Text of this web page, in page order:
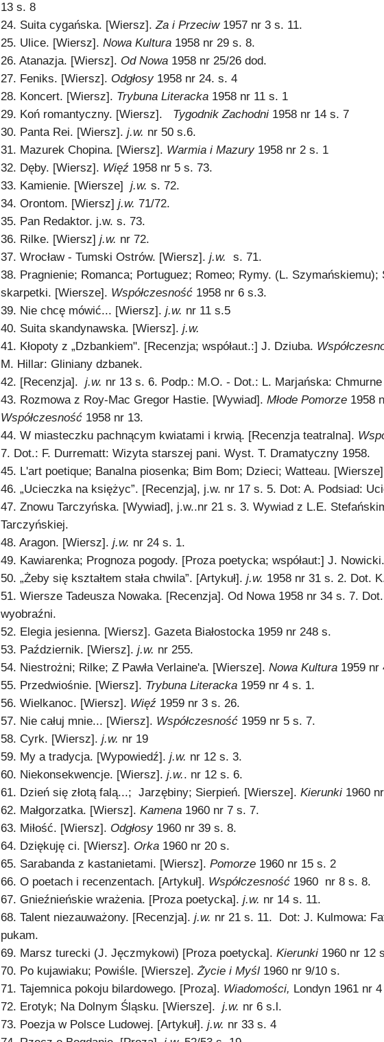
13 s. 8
24. Suita cygańska. [Wiersz].Za i Przeciw 1957 nr 3 s. 11.
25. Ulice. [Wiersz]. Nowa Kultura 1958 nr 29 s. 8.
26. Atanazja. [Wiersz]. Od Nowa 1958 nr 25/26 dod.
27. Feniks. [Wiersz]. Odgłosy 1958 nr 24. s. 4
28. Koncert. [Wiersz]. Trybuna Literacka 1958 nr 11 s. 1
29. Koń romantyczny. [Wiersz]. Tygodnik Zachodni 1958 nr 14 s. 7
30. Panta Rei. [Wiersz]. j.w. nr 50 s.6.
31. Mazurek Chopina. [Wiersz]. Warmia i Mazury 1958 nr 2 s. 1
32. Dęby. [Wiersz]. Więź 1958 nr 5 s. 73.
33. Kamienie. [Wiersze] j.w. s. 72.
34. Orontom. [Wiersz] j.w. 71/72.
35. Pan Redaktor. j.w. s. 73.
36. Rilke. [Wiersz] j.w. nr 72.
37. Wrocław - Tumski Ostrów. [Wiersz]. j.w.
s. 71.
38. Pragnienie; Romanca; Portuguez; Romeo; Rymy. (L.
skarpetki. [Wiersze]. Współczesność 1958 nr 6 s.3.
39. Nie chcę mówić... [Wiersz]. j.w. nr 11 s.5
40. Suita skandynawska. [Wiersz]. j.w.
41. Kłopoty z „Dzbankiem". [Recenzja; współaut.:] J. Dziuba.
M. Hillar: Gliniany dzbanek.
42. [Recenzja]. j.w. nr 13 s. 6. Podp.: M.O. - Dot.: L. Marjańska: Chmurne
43. Rozmowa z Roy-Mac Gregor Hastie. [Wywiad]. Młode Pomorze 1958
Współczesność 1958 nr 13.
44. W miasteczku pachnącym kwiatami i krwią. [Recenzja teatralna].
7. Dot.: F. Durrematt: Wizyta starszej pani. Wyst. T. Dramatyczny 1958.
45. L'art poetique; Banalna piosenka; Bim Bom; Dzieci; Watteau.
46. „Ucieczka na księżyc”. [Recenzja], j.w. nr 17 s. 5. Dot: A. Podsiad:
47. Znowu Tarczyńska. [Wywiad], j.w..nr 21 s. 3. Wywiad z L.E.
Tarczyńskiej.
48. Aragon. [Wiersz]. j.w. nr 24 s. 1.
49. Kawiarenka; Prognoza pogody. [Proza poetycka; współaut:] J.
50. „Żeby się kształtem stała chwila”. [Artykuł]. j.w. 1958 nr 31 s. 2. Dot.
51. Wiersze Tadeusza Nowaka. [Recenzja]. Od Nowa 1958 nr 34 s. 7.
wyobraźni.
52. Elegia jesienna. [Wiersz]. Gazeta Białostocka 1959 nr 248 s.
53. Październik. [Wiersz]. j.w. nr 255.
54. Niestrożni; Rilke; Z Pawła Verlaine'a. [Wiersze]. Nowa Kultura 1959 nr
55. Przedwiośnie. [Wiersz]. Trybuna Literacka 1959 nr 4 s. 1.
56. Wielkanoc. [Wiersz]. Więź 1959 nr 3 s. 26.
57. Nie całuj mnie... [Wiersz]. Współczesność 1959 nr 5 s. 7.
58. Cyrk. [Wiersz]. j.w. nr 19
59. My a tradycja. [Wypowiedź]. j.w. nr 12 s. 3.
60. Niekonsekwencje. [Wiersz]. j.w.. nr 12 s. 6.
61. Dzień się złotą falą...; Jarzębiny; Sierpień. [Wiersze]. Kierunki 1960
62. Małgorzatka. [Wiersz]. Kamena 1960 nr 7 s. 7.
63. Miłość. [Wiersz]. Odgłosy 1960 nr 39 s. 8.
64. Dziękuję ci. [Wiersz]. Orka 1960 nr 20 s.
65. Sarabanda z kastanietami. [Wiersz]. Pomorze 1960 nr 15 s. 2
66. O poetach i recenzentach. [Artykuł]. Współczesność 1960 nr 8 s. 8.
67. Gnieźnieńskie wrażenia. [Proza poetycka]. j.w. nr 14 s. 11.
68. Talent niezauważony. [Recenzja]. j.w. nr 21 s. 11. Dot: J. Kulmowa:
pukam.
69. Marsz turecki (J. Jęczmykowi) [Proza poetycka]. Kierunki 1960 nr 12
70. Po kujawiaku; Powiśle. [Wiersze].Życie i Myśl 1960 nr 9/10 s.
71. Tajemnica pokoju bilardowego. [Proza]. Wiadomości, Londyn 1961 nr
72. Erotyk; Na Dolnym Śląsku. [Wiersze]. j.w. nr 6 s.l.
73. Poezja w Polsce Ludowej. [Artykuł]. j.w. nr 33 s. 4